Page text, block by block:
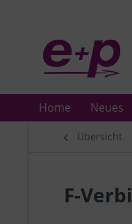
Home Neues
Übersicht
F-